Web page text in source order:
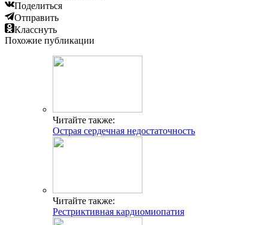
Поделиться
Отправить
Класснуть
Похожие публикации
Читайте также:
Острая сердечная недостаточность
Читайте также:
Рестриктивная кардиомиопатия